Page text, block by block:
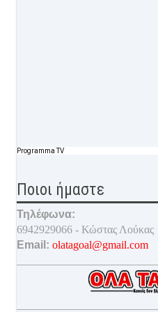
Programma TV
Ποιοι ήμαστε
Τηλέφωνα:
6942929066 - Κώστας Λούκας
Email: olatagoal@gmail.com